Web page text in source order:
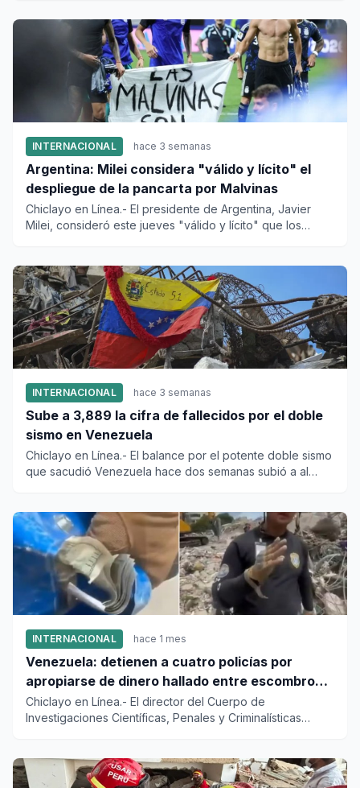
INTERNACIONAL hace 3 semanas
Argentina: Milei considera "válido y lícito" el
despliegue de la pancarta por Malvinas
Chiclayo en Línea.- El presidente de Argentina, Javier
Milei, consideró este jueves "válido y lícito" que los
INTERNACIONAL hace 3 semanas
Sube a 3,889 la cifra de fallecidos por el doble
sismo en Venezuela
Chiclayo en Línea.- El balance por el potente doble sismo
que sacudió Venezuela hace dos semanas subió a al
INTERNACIONAL hace 1 mes
Venezuela: detienen a cuatro policías por
apropiarse de dinero hallado entre escombros
de viviendas colapsadas en La Guaira
Chiclayo en Línea.- El director del Cuerpo de
Investigaciones Científicas, Penales y Criminalísticas